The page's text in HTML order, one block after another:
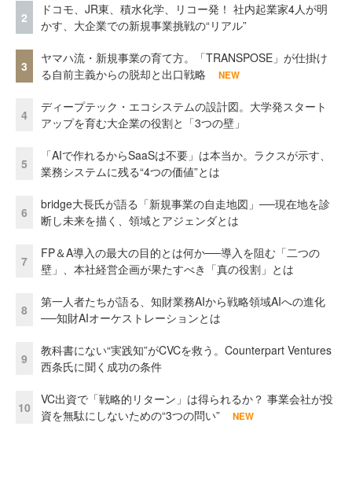
2
ドコモ、JR東、積水化学、リコー発！ 社内起業家4人が明
かす、大企業での新規事業挑戦の“リアル”
3
ヤマハ流・新規事業の育て方。「TRANSPOSE」が仕掛け
る自前主義からの脱却と出口戦略
NEW
4
ディープテック・エコシステムの設計図。大学発スタート
アップを育む大企業の役割と「3つの壁」
5
「AIで作れるからSaaSは不要」は本当か。ラクスが示す、
業務システムに残る“4つの価値”とは
6
bridge大長氏が語る「新規事業の自走地図」──現在地を診
断し未来を描く、領域とアジェンダとは
7
FP＆A導入の最大の目的とは何か──導入を阻む「二つの
壁」、本社経営企画が果たすべき「真の役割」とは
8
第一人者たちが語る、知財業務AIから戦略領域AIへの進化
──知財AIオーケストレーションとは
9
教科書にない“実践知”がCVCを救う。Counterpart Ventures
西条氏に聞く成功の条件
10
VC出資で「戦略的リターン」は得られるか？ 事業会社が投
資を無駄にしないための“3つの問い”
NEW